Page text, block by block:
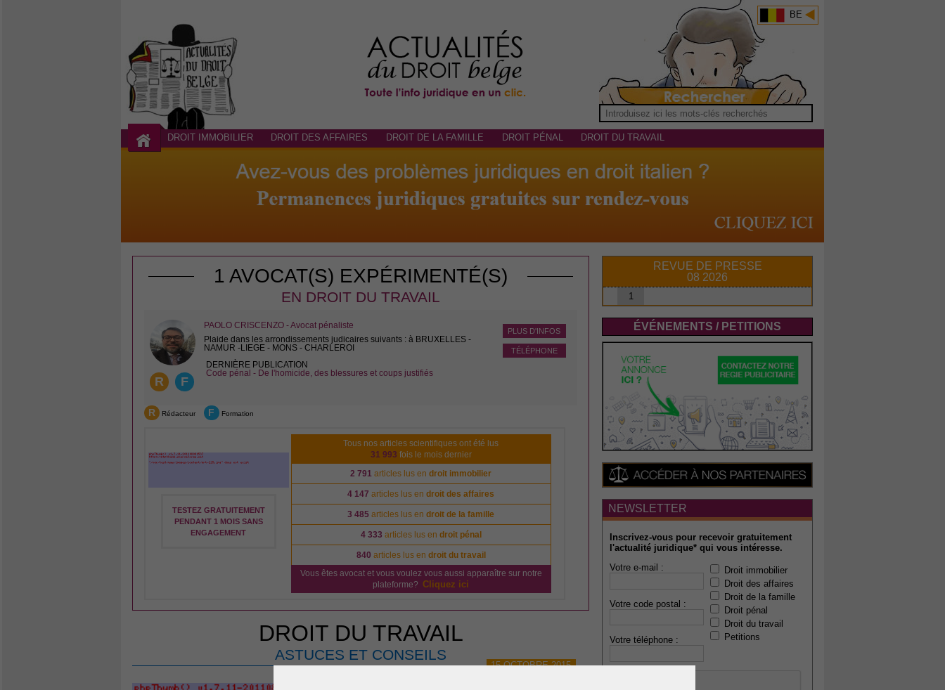
BE
DROIT IMMOBILIER DROIT DES AFFAIRES DROIT DE LA FAMILLE DROIT PÉNAL DROIT DU TRAVAIL
1 AVOCAT(S) EXPÉRIMENTÉ(S)
EN DROIT DU TRAVAIL
R F
PLUS D'INFOS
TÉLÉPHONE
PAOLO CRISCENZO - Avocat pénaliste
Plaide dans les arrondissements judicaires suivants : à BRUXELLES -
NAMUR -LIEGE - MONS - CHARLEROI
DERNIÈRE PUBLICATION
Code pénal - De l'homicide, des blessures et coups justifiés
R Rédacteur F Formation
TESTEZ GRATUITEMENT
PENDANT 1 MOIS SANS
ENGAGEMENT
Tous nos articles scientifiques ont été lus
31 993 fois le mois dernier
2 791 articles lus endroit immobilier
4 147 articles lus endroit des affaires
3 485 articles lus endroit de la famille
4 333 articles lus en droit pénal
840 articles lus en droit du travail
Vous êtes avocat et vous voulez vous aussi apparaître sur notre
plateforme? Cliquez ici
DROIT DU TRAVAIL
ASTUCES ET CONSEILS
15 OCTOBRE 2015
REVUE DE PRESSE
08 2026
1
ÉVÉNEMENTS / PETITIONS
NEWSLETTER
Inscrivez-vous pour recevoir gratuitement
l'actualité juridique* qui vous intéresse.
Votre e-mail :
Votre code postal :
Votre téléphone :
Droit immobilier
Droit des affaires
Droit de la famille
Droit pénal
Droit du travail
Petitions